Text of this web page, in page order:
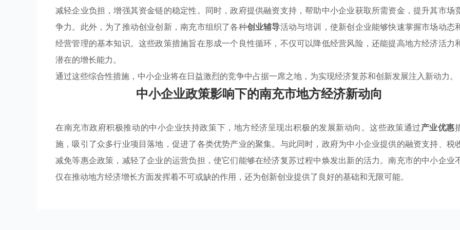
减轻企业负担，增强其资金链的稳定性。同时，政府提供融资支持，帮助中小企业获取所需资金，提升其市场
争力。此外，为了推动创业创新，南充市组织了各种创业辅导活动与培训，使新创企业能够快速掌握市场动态
经营管理的基本知识。这些政策措施旨在形成一个良性循环，不仅可以降低经营风险，还能提高地方经济活力
潜在的增长能力。
通过这些综合性措施，中小企业将在日益激烈的竞争中占据一席之地，为实现经济复苏和创新发展注入新动力。
中小企业政策影响下的南充市地方经济新动向
在南充市政府积极推动的中小企业扶持政策下，地方经济呈现出积极的发展新动向。这些政策通过产业优惠
施，吸引了众多行业项目落地，促进了各类优势产业的聚集。与此同时，政府为中小企业提供的融资支持、税
减免等惠企政策，减轻了企业的运营负担，使它们能够在经济复苏过程中焕发出新的活力。南充市的中小企业
仅在推动地方经济增长方面发挥着不可或缺的作用，还为创新创业提供了良好的基础和无限可能。